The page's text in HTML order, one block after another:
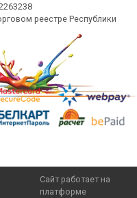
реестре Республики
Сайт работает на
платформе